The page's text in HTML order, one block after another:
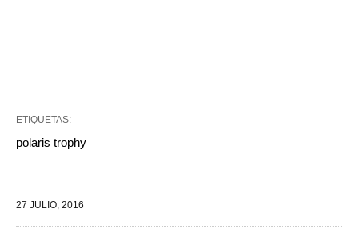
ETIQUETAS:
polaris trophy
27 JULIO, 2016